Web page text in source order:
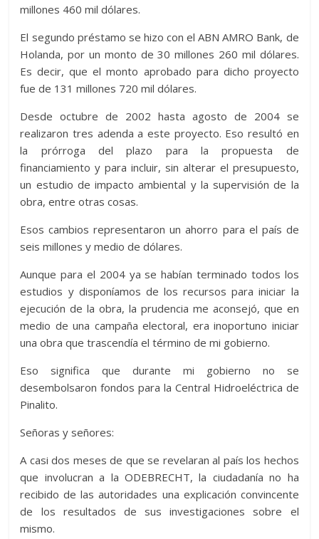
millones 460 mil dólares.
El segundo préstamo se hizo con el ABN AMRO Bank, de
Holanda, por un monto de 30 millones 260 mil dólares.
Es decir, que el monto aprobado para dicho proyecto
fue de 131 millones 720 mil dólares.
Desde octubre de 2002 hasta agosto de 2004 se
realizaron tres adenda a este proyecto. Eso resultó en
la prórroga del plazo para la propuesta de
financiamiento y para incluir, sin alterar el presupuesto,
un estudio de impacto ambiental y la supervisión de la
obra, entre otras cosas.
Esos cambios representaron un ahorro para el país de
seis millones y medio de dólares.
Aunque para el 2004 ya se habían terminado todos los
estudios y disponíamos de los recursos para iniciar la
ejecución de la obra, la prudencia me aconsejó, que en
medio de una campaña electoral, era inoportuno iniciar
una obra que trascendía el término de mi gobierno.
Eso significa que durante mi gobierno no se
desembolsaron fondos para la Central Hidroeléctrica de
Pinalito.
Señoras y señores:
A casi dos meses de que se revelaran al país los hechos
que involucran a la ODEBRECHT, la ciudadanía no ha
recibido de las autoridades una explicación convincente
de los resultados de sus investigaciones sobre el
mismo.